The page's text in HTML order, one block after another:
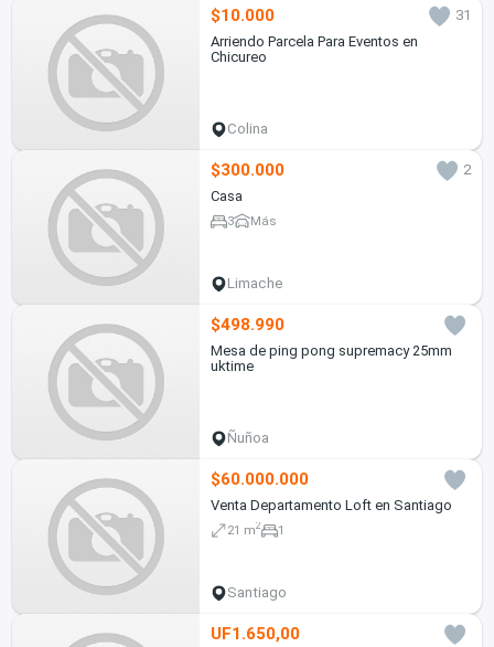
$10.000
31
Arriendo Parcela Para Eventos en
Chicureo
Colina
$300.000
2
Casa
3 Más
Limache
$498.990
Mesa de ping pong supremacy 25mm
uktime
Ñuñoa
$60.000.000
Venta Departamento Loft en Santiago
21 m2 1
Santiago
UF1.650,00